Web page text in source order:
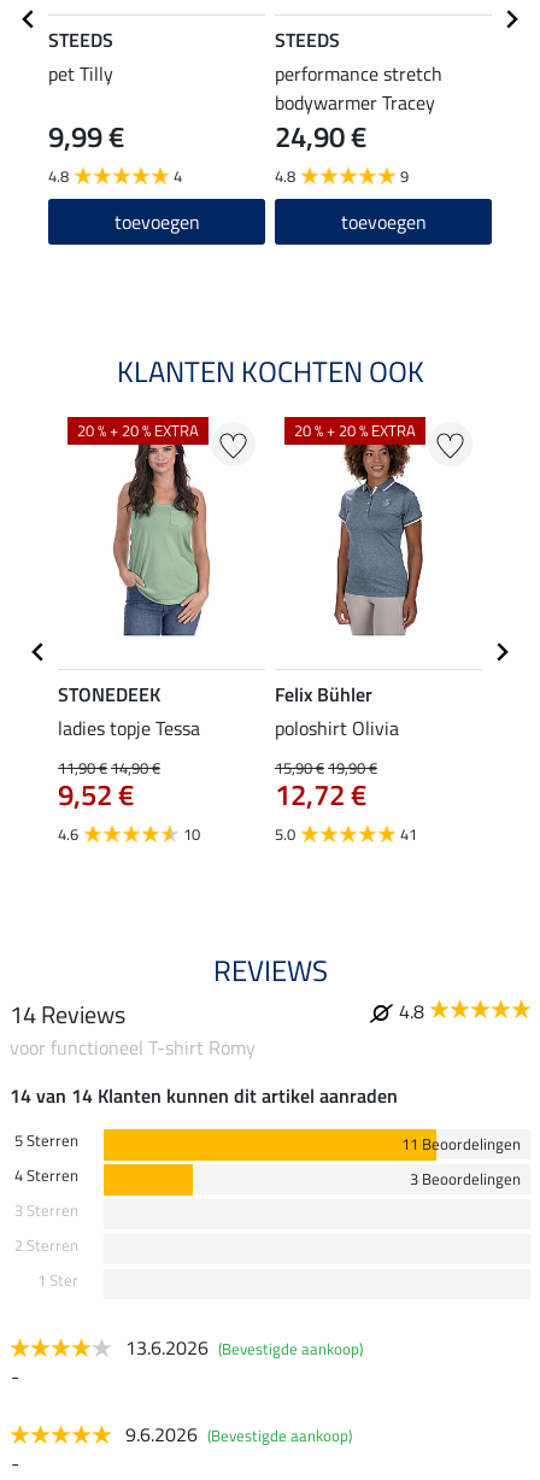
STEEDS
pet Tilly
9,99 €
4.8 4
toevoegen
STEEDS
performance stretch
bodywarmer Tracey
24,90 €
4.8 9
toevoegen
KLANTEN KOCHTEN OOK
20 % + 20 % EXTRA
STONEDEEK
ladies topje Tessa
11,90 €14,90 €
9,52 €
4.6 10
20 % + 20 % EXTRA
Felix Bühler
poloshirt Olivia
15,90 €19,90 €
12,72 €
5.0 41
REVIEWS
14 Reviews
4.8
voor functioneel T-shirt Romy
14 van 14 Klanten kunnen dit artikel aanraden
5 Sterren
11 Beoordelingen
4 Sterren
3 Beoordelingen
3 Sterren
2 Sterren
1 Ster
13.6.2026 (Bevestigde aankoop)
-
9.6.2026 (Bevestigde aankoop)
-